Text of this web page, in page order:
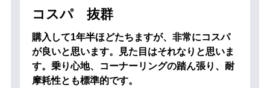
コスパ 抜群
購入して1年半ほどたちますが、非常にコスパ
が良いと思います。見た目はそれなりと思いま
す。乗り心地、コーナーリングの踏ん張り、耐
摩耗性とも標準的です。